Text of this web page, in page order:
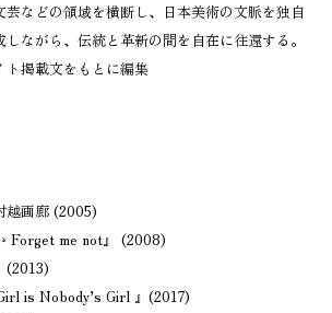
などの領域を横断し、日本美術の文脈を独自
ながら、伝統と革新の間を自在に往還する。
掲載文をもとに編集
越画廊 (2005)
Forget me not』 (2008)
(2013)
is Nobody’s Girl 』(2017)